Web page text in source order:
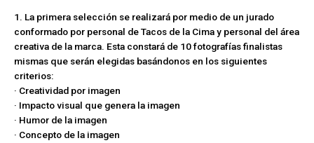
1. La primera selección se realizará por medio de un jurado
conformado por personal de Tacos de la Cima y personal del área
creativa de la marca. Esta constará de 10 fotografías finalistas
mismas que serán elegidas basándonos en los siguientes
criterios:
· Creatividad por imagen
· Impacto visual que genera la imagen
· Humor de la imagen
· Concepto de la imagen